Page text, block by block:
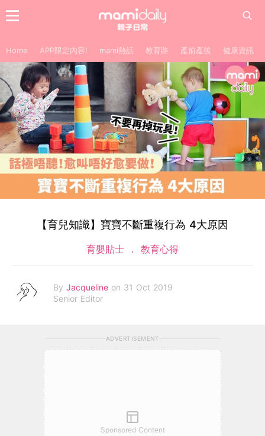
Home APP限定內容! mami熱話 教育路 產前產後 健康資訊
【育兒知識】寶寶不斷重複行為 4大原因
育嬰貼士 教育心得
By Jacqueline on 31 Oct 2019
Senior Editor
ADVERTISEMENT
Sponsored Content